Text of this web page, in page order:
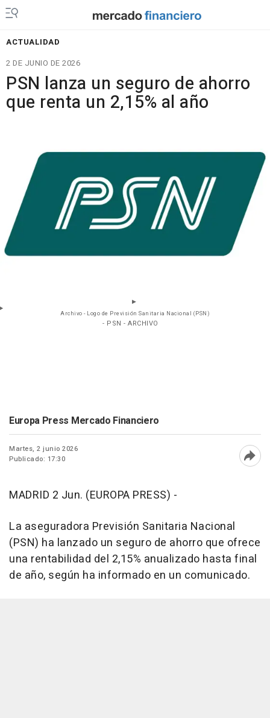
ACTUALIDAD
2 DE JUNIO DE 2026
PSN lanza un seguro de ahorro
que renta un 2,15% al año
Archivo - Logo de Previsión Sanitaria Nacional (PSN)
- PSN - ARCHIVO
Europa Press Mercado Financiero
Martes, 2 junio 2026
Publicado: 17:30
MADRID 2 Jun. (EUROPA PRESS) -
La aseguradora Previsión Sanitaria Nacional
(PSN) ha lanzado un seguro de ahorro que ofrece
una rentabilidad del 2,15% anualizado hasta final
de año, según ha informado en un comunicado.